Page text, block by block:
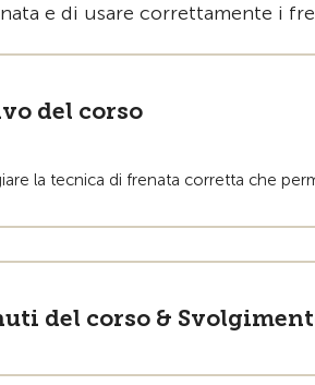
e di usare correttamente i
del corso
la tecnica di frenata corretta che
del corso &